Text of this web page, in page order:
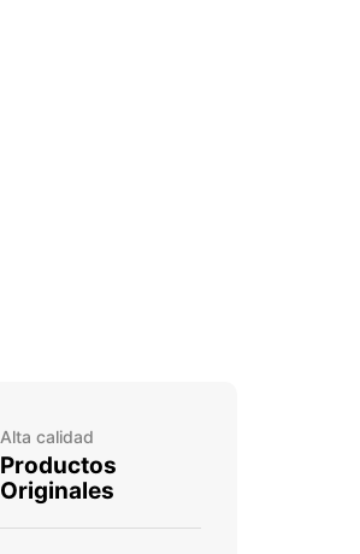
Alta calidad
Productos
Originales